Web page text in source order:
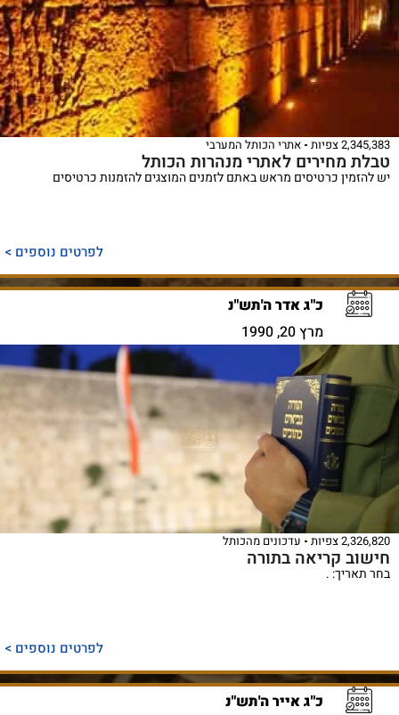
2,345,383 צפיות אתרי הכותל המערבי
טבלת מחירים לאתרי מנהרות הכותל
יש להזמין כרטיסים מראש באתם לזמנים המוצגים להזמנות כרטיסים
לפרטים נוספים >
כ"ג אדר ה'תש"נ
מרץ 20, 1990
2,326,820 צפיות עדכונים מהכותל
חישוב קריאה בתורה
בחר תאריך: .
לפרטים נוספים >
כ"ג אייר ה'תש"נ